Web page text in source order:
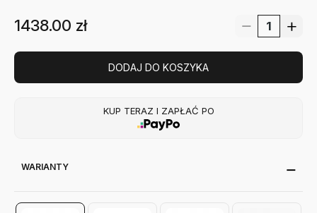
1438.00 zł
DODAJ DO KOSZYKA
KUP TERAZ I ZAPŁAĆ PO
WARIANTY